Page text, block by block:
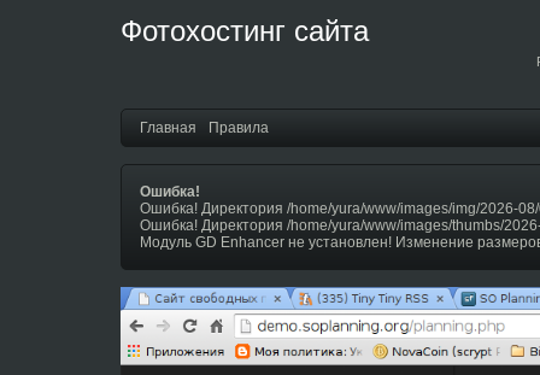
Фотохостинг сайта
Главная Правила
Ошибка!
Ошибка! Директория /home/yura/www/images/img/2026-
Ошибка! Директория /home/yura/www/images/thumbs/
Модуль GD Enhancer не установлен! Изменение